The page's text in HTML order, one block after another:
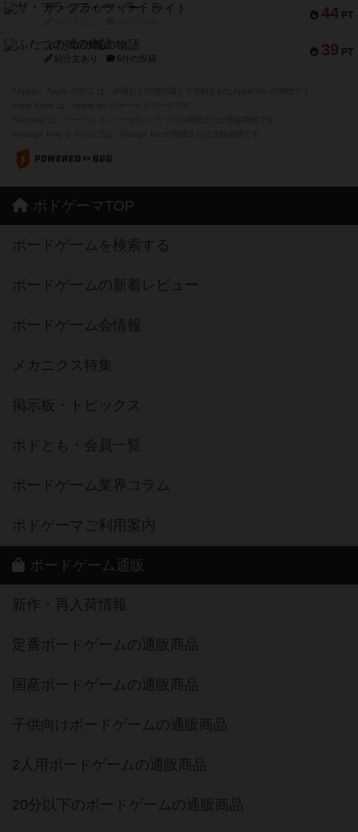
44 PT
ザ・フラッフィー・ライト
39 PT
ふたつの城の物語
紹介文あり 6件の投稿
ボドゲーマTOP
ボードゲームを検索する
ボードゲームの新着レビュー
ボードゲーム会情報
メカニクス特集
掲示板・トピックス
ボドとも・会員一覧
ボードゲーム業界コラム
ボドゲーマご利用案内
ボードゲーム通販
新作・再入荷情報
定番ボードゲームの通販商品
国産ボードゲームの通販商品
子供向けボードゲームの通販商品
2人用ボードゲームの通販商品
20分以下のボードゲームの通販商品